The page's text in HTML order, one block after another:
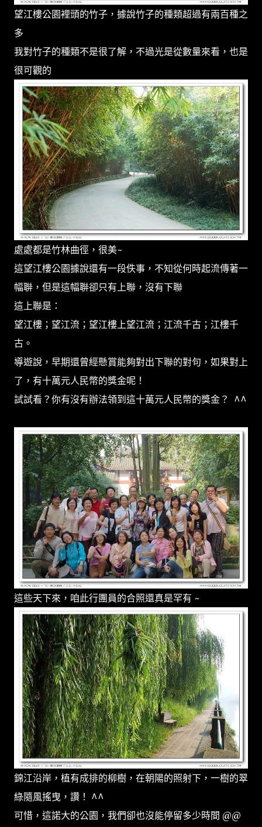
望江樓公園裡頭的竹子，據說竹子的種類超過有兩百種之
多
我對竹子的種類不是很了解，不過光是從數量來看，也是
很可觀的
處處都是竹林曲徑，很美~
這望江樓公園據說還有一段佚事，不知從何時起流傳著一
幅聨，但是這幅聨卻只有上聯，沒有下聯
這上聯是：
望江樓；望江流；望江樓上望江流；江流千古；江樓千
古。
導遊說，早期還曾經懸賞能夠對出下聯的對句，如果對上
了，有十萬元人民幣的獎金呢！
試試看？你有沒有辦法領到這十萬元人民幣的獎金？ ^^
這些天下來，咱此行團員的合照還真是罕有 ~
錦江沿岸，植有成排的柳樹，在朝陽的照射下，一樹的翠
綠隨風搖曳，讚！ ^^
可惜，這諾大的公園，我們卻也沒能停留多少時間 @@